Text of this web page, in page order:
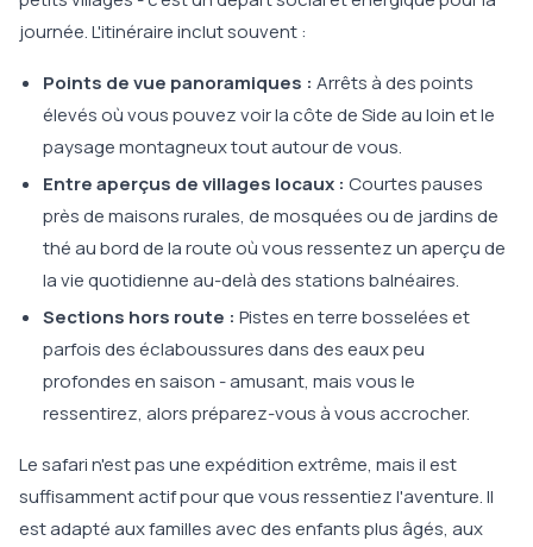
journée. L'itinéraire inclut souvent :
Points de vue panoramiques : Arrêts à des points
élevés où vous pouvez voir la côte de Side au loin et le
paysage montagneux tout autour de vous.
Entre aperçus de villages locaux : Courtes pauses
près de maisons rurales, de mosquées ou de jardins de
thé au bord de la route où vous ressentez un aperçu de
la vie quotidienne au-delà des stations balnéaires.
Sections hors route : Pistes en terre bosselées et
parfois des éclaboussures dans des eaux peu
profondes en saison - amusant, mais vous le
ressentirez, alors préparez-vous à vous accrocher.
Le safari n'est pas une expédition extrême, mais il est
suffisamment actif pour que vous ressentiez l'aventure. Il
est adapté aux familles avec des enfants plus âgés, aux